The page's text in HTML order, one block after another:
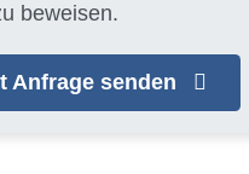
beweisen.
Anfrage senden